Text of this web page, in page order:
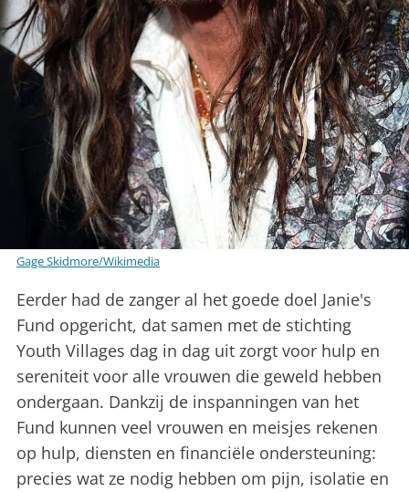
Gage Skidmore/Wikimedia
Eerder had de zanger al het goede doel Janie's
Fund opgericht, dat samen met de stichting
Youth Villages dag in dag uit zorgt voor hulp en
sereniteit voor alle vrouwen die geweld hebben
ondergaan. Dankzij de inspanningen van het
Fund kunnen veel vrouwen en meisjes rekenen
op hulp, diensten en financiële ondersteuning:
precies wat ze nodig hebben om pijn, isolatie en